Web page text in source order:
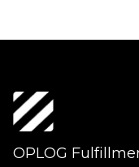
OPLOG